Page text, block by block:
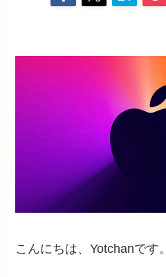
こんにちは、Yotchanです。